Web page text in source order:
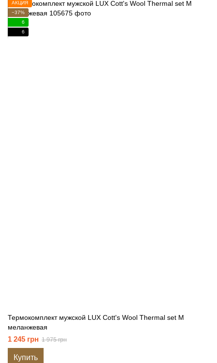
АКЦИЯ
−37%
6
6
Термокомплект мужской LUX Cott's Wool Thermal set M
меланжевая
1 245 грн 1 975 грн
Купить